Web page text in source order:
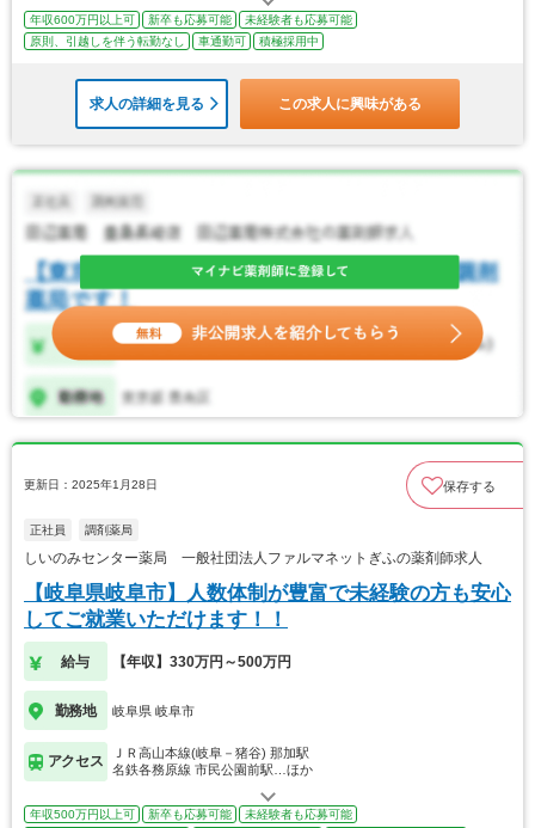
年収600万円以上可 新卒も応募可能
未経験者も応募可能
原則、引越しを伴う転勤なし
車通勤可 積極採用中
求人の詳細を見る この求人に興味がある
更新日：2025年1月28日 保存する
正社員 調剤薬局
しいのみセンター薬局 一般社団法人ファルマネットぎふの薬剤師求人
【岐阜県岐阜市】人数体制が豊富で未経験の方も安心
してご就業いただけます！！
給与 【年収】330万円～500万円
勤務地 岐阜県 岐阜市
アクセス
ＪＲ高山本線(岐阜－猪谷) 那加駅
名鉄各務原線 市民公園前駅…ほか
年収500万円以上可 新卒も応募可能 未経験者も応募可能